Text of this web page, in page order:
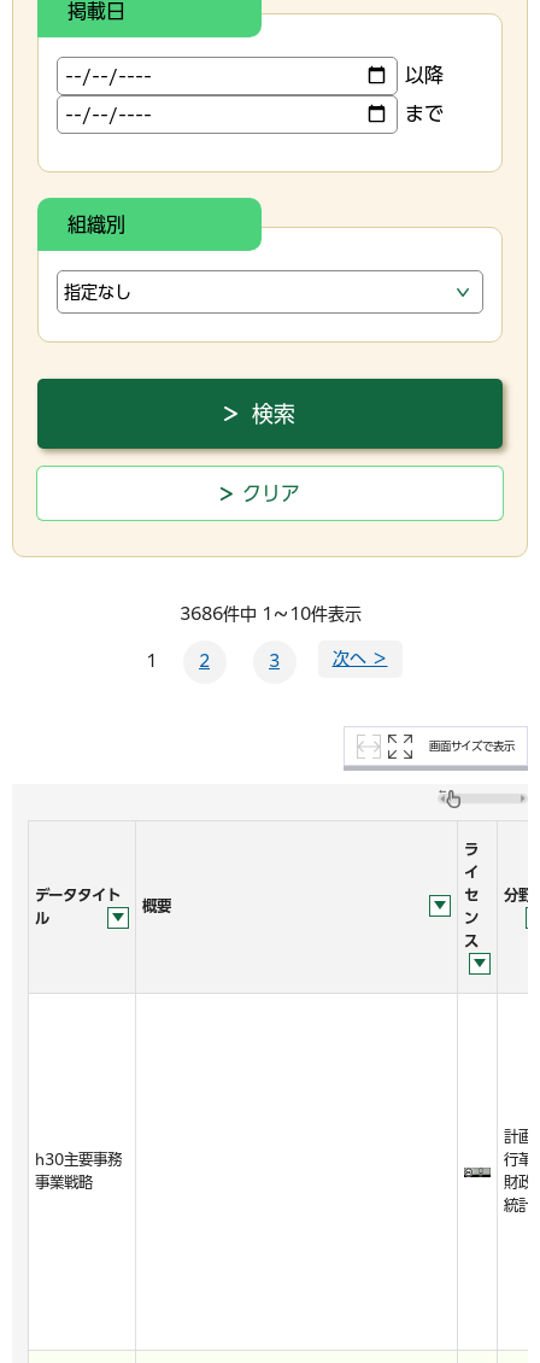
掲載日
以降
まで
組織別
3686件中 1～10件表示
1 2 3 次へ ＞
画面サイズで表示
データタイト
ル
概要
ラ
イ
セ
ン
ス
分野
h30主要事務
事業戦略
計画
行革
財政
統計